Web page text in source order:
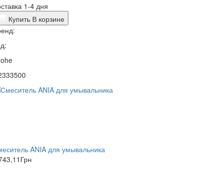
1-4 дня
Купить В корзине
ANIA для умывальника
Грн